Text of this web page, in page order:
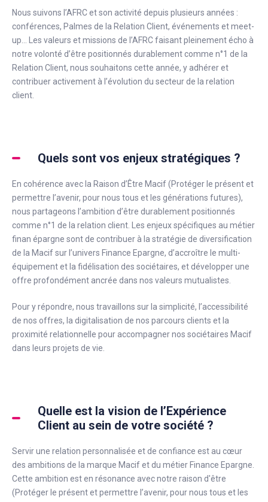
Nous suivons l’AFRC et son activité depuis plusieurs années :
conférences, Palmes de la Relation Client, événements et meet-
up… Les valeurs et missions de l’AFRC faisant pleinement écho à
notre volonté d’être positionnés durablement comme n°1 de la
Relation Client, nous souhaitons cette année, y adhérer et
contribuer activement à l’évolution du secteur de la relation
client.
Quels sont vos enjeux stratégiques ?
En cohérence avec la Raison d’Être Macif (Protéger le présent et
permettre l’avenir, pour nous tous et les générations futures),
nous partageons l’ambition d’être durablement positionnés
comme n°1 de la relation client. Les enjeux spécifiques au métier
finan épargne sont de contribuer à la stratégie de diversification
de la Macif sur l’univers Finance Epargne, d’accroître le multi-
équipement et la fidélisation des sociétaires, et développer une
offre profondément ancrée dans nos valeurs mutualistes.
Pour y répondre, nous travaillons sur la simplicité, l’accessibilité
de nos offres, la digitalisation de nos parcours clients et la
proximité relationnelle pour accompagner nos sociétaires Macif
dans leurs projets de vie.
Quelle est la vision de l’Expérience
Client au sein de votre société ?
Servir une relation personnalisée et de confiance est au cœur
des ambitions de la marque Macif et du métier Finance Epargne.
Cette ambition est en résonance avec notre raison d'être
(Protéger le présent et permettre l’avenir, pour nous tous et les